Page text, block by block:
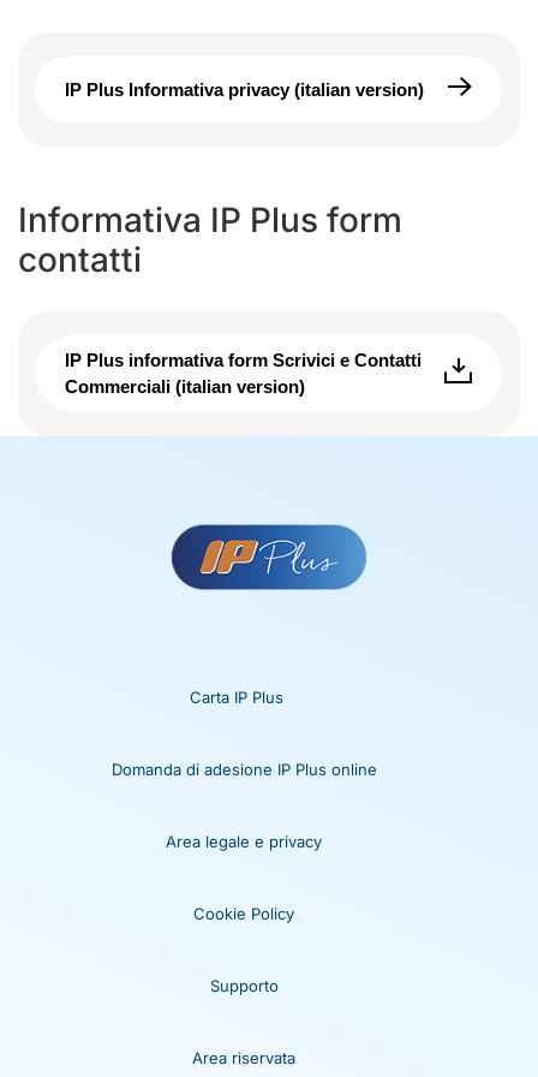
IP Plus Informativa privacy (italian version)
Informativa IP Plus form
contatti
IP Plus informativa form Scrivici e Contatti
Commerciali (italian version)
Carta IP Plus
Domanda di adesione IP Plus online
Area legale e privacy
Cookie Policy
Supporto
Area riservata